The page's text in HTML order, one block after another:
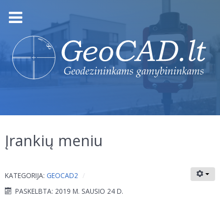
Įrankių meniu
KATEGORIJA: GEOCAD2
PASKELBTA: 2019 M. SAUSIO 24 D.